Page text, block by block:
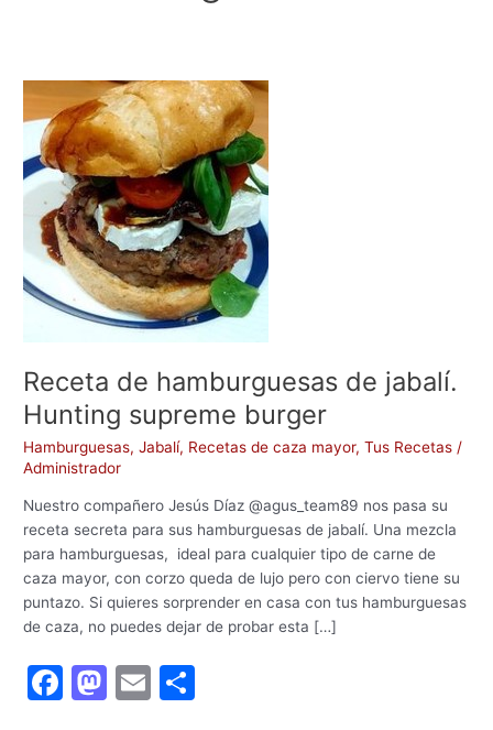
Receta de hamburguesas de jabalí.
Hunting supreme burger
Hamburguesas,Jabalí, Recetas de caza mayor,Tus Recetas /
Administrador
Nuestro compañero Jesús Díaz @agus_team89 nos pasa su
receta secreta para sus hamburguesas de jabalí. Una mezcla
para hamburguesas, ideal para cualquier tipo de carne de
caza mayor, con corzo queda de lujo pero con ciervo tiene su
puntazo. Si quieres sorprender en casa con tus hamburguesas
de caza, no puedes dejar de probar esta […]
F
M E
Receta
de
hamburguesas
de
jabalí.
Hunting
supreme
burger